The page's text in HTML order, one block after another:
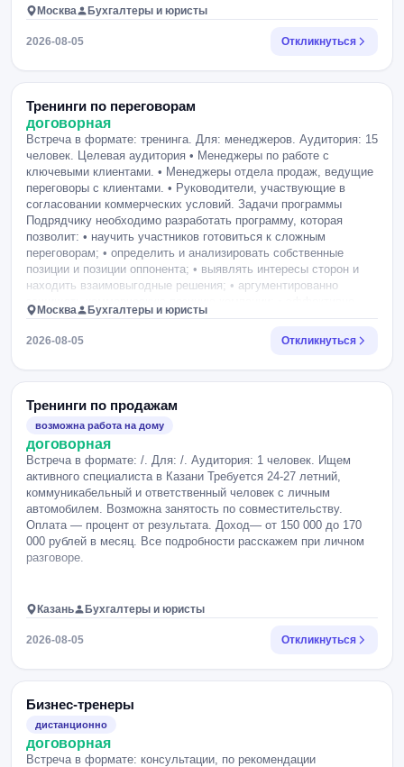
оплативших участников в чат * пуши по оплате второй части
выезда * пуши в чате по необходимости прохождения опроса
непосредственно перед самим выездом *ведение таблицы по
*сбор обратной связи после проведения самого проекта
Теплый лид - 0% ( пример: пришедший с готовностью уже
выставить счет, ему нужны ток орг.детали + с опроса, которые
отвечают "Да, готовы заезжать" Обработка заявок + дожим
базы - 1 % ( = все из базы, помимо теплых лидов ) Прямая
продажа - 3% ( = точечные касания, направления приглашения
в л/с), сообщества - вычисляются по промокодам
————————————————- Условия оплаты: до 20.08 -
50% фикса ( первая часть) до 06.09 - 50% фикса ( вторая
часть) проценты продаж до 11.09.
Москва Бухгалтеры и юристы
2026-08-05 Откликнуться
Тренинги по переговорам
договорная
Встреча в формате: тренинга. Для: менеджеров. Аудитория: 15
человек. Целевая аудитория • Менеджеры по работе с
ключевыми клиентами. • Менеджеры отдела продаж, ведущие
переговоры с клиентами. • Руководители, участвующие в
согласовании коммерческих условий. Задачи программы
Подрядчику необходимо разработать программу, которая
позволит: • научить участников готовиться к сложным
переговорам; • определить и анализировать собственные
позиции и позиции оппонента; • выявлять интересы сторон и
находить взаимовыгодные решения; • аргументированно
защищать коммерческую позицию компании; • эффективно
работать с возражениями, манипуляцией и давлением; •
управлять конфликтными ситуациями; • использовать базовые
инструменты психологического влияния в переговорах; •
понимать особенности проектирования, структуры и
согласования договоров и контрактов с учетом коммерческих
интересов компании.
Москва Бухгалтеры и юристы
2026-08-05 Откликнуться
Тренинги по продажам
возможна работа на дому
договорная
Встреча в формате: /. Для: /. Аудитория: 1 человек. Ищем
активного специалиста в Казани Требуется 24-27 летний,
коммуникабельный и ответственный человек с личным
автомобилем. Возможна занятость по совместительству.
Оплата — процент от результата. Доход— от 150 000 до 170
000 рублей в месяц. Все подробности расскажем при личном
разговоре.
Казань Бухгалтеры и юристы
2026-08-05 Откликнуться
Бизнес-тренеры
дистанционно
договорная
Встреча в формате: консультации, по рекомендации